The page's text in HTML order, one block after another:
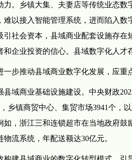
力。乡镇大集、夫妻店等传统业态
难以接入智能管理系统，进而陷入数
引社会资本，县域商业配套设施存
和企业投资的信心。县域数字化人才
一步推动县域商业数字化发展，应重
县域商业基础设施建设。中央财政
乡镇商贸中心、集贸市场3941个，
如，浙江三和连锁超市在当地政府鼓
物流系统，年配送额达30亿元。